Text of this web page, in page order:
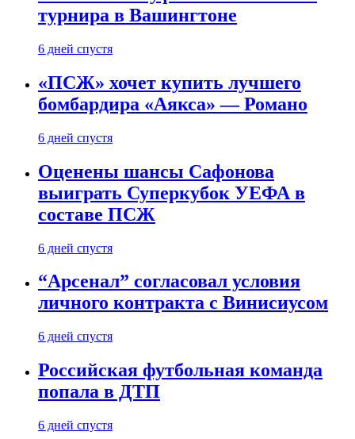
турнира в Вашингтоне
6 дней спустя
«ПСЖ» хочет купить лучшего
бомбардира «Аякса» — Романо
6 дней спустя
Оценены шансы Сафонова
выиграть Суперкубок УЕФА в
составе ПСЖ
6 дней спустя
“Арсенал” согласовал условия
личного контракта с Винисиусом
6 дней спустя
Российская футбольная команда
попала в ДТП
6 дней спустя